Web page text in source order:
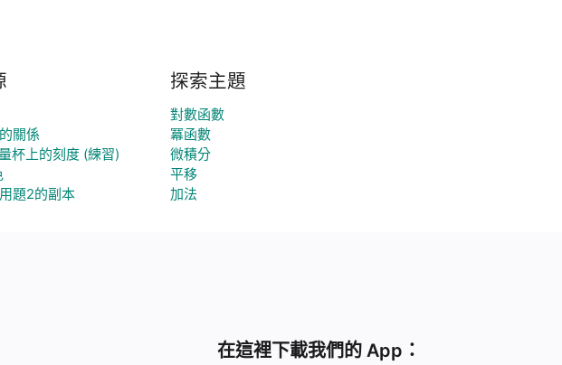
關係
杯上的刻度 (練習)
題2的副本
探索主題
對數函數
冪函數
微積分
平移
加法
在這裡下載我們的 App：